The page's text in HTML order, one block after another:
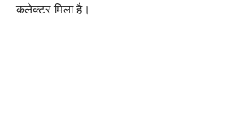
कलेक्टर मिला है।